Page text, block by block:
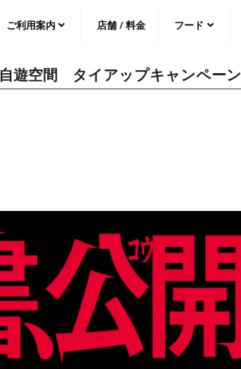
ご利用案内 店舗 / 料金 フード
遊空間 タイアップキャンペーン
中文（繁體）